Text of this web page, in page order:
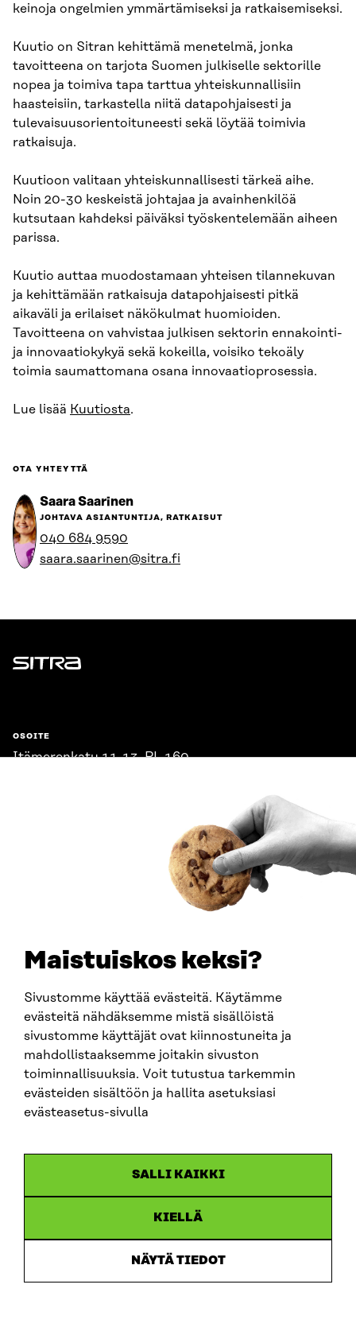
Maistuiskos keksi?
Sivustomme käyttää evästeitä. Käytämme
evästeitä nähdäksemme mistä sisällöistä
sivustomme käyttäjät ovat kiinnostuneita ja
mahdollistaaksemme joitakin sivuston
toiminnallisuuksia. Voit tutustua tarkemmin
evästeiden sisältöön ja hallita asetuksiasi
evästeasetus-sivulla
SALLI KAIKKI
KIELLÄ
NÄYTÄ TIEDOT
keinoja ongelmien ymmärtämiseksi ja ratkaisemiseksi.
Kuutio on Sitran kehittämä menetelmä, jonka
tavoitteena on tarjota Suomen julkiselle sektorille
nopea ja toimiva tapa tarttua yhteiskunnallisiin
haasteisiin, tarkastella niitä datapohjaisesti ja
tulevaisuusorientoituneesti sekä löytää toimivia
ratkaisuja.
Kuutioon valitaan yhteiskunnallisesti tärkeä aihe.
Noin 20-30 keskeistä johtajaa ja avainhenkilöä
kutsutaan kahdeksi päiväksi työskentelemään aiheen
parissa.
Kuutio auttaa muodostamaan yhteisen tilannekuvan
ja kehittämään ratkaisuja datapohjaisesti pitkä
aikaväli ja erilaiset näkökulmat huomioiden.
Tavoitteena on vahvistaa julkisen sektorin ennakointi-
ja innovaatiokykyä sekä kokeilla, voisiko tekoäly
toimia saumattomana osana innovaatioprosessia.
Lue lisää Kuutiosta.
OTA YHTEYTTÄ
Saara Saarinen
JOHTAVA ASIANTUNTIJA, RATKAISUT
040 684 9590
saara.saarinen@sitra.fi
Sitra
OSOITE
Itämerenkatu 11-13, PL 160,
SITRA SOSIAALISESSA MEDIASSA
LinkedIn
Instagram
YouTube
Saavutettavuusseloste
Asiakirjajulkisuus